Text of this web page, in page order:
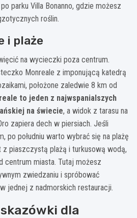
parku Villa Bonanno, gdzie możesz
roślin.
i plaże
na wycieczki poza centrum.
Monreale z imponującą katedrą
położone zaledwie 8 km od
to jeden z najwspanialszych
na świecie, a widok z tarasu na
zapiera dech w piersiach. Jeśli
po południu warto wybrać się na plażę
piaszczystą plażą i turkusową wodą,
centrum miasta. Tutaj możesz
zwiedzaniu i spróbować
jednej z nadmorskich restauracji.
dla